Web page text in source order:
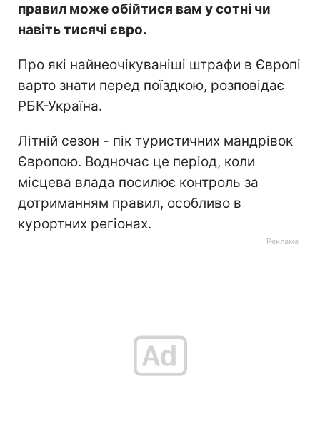
правил може обійтися вам у сотні чи
навіть тисячі євро.
Про які найнеочікуваніші штрафи в Європі
варто знати перед поїздкою, розповідає
РБК-Україна.
Літній сезон - пік туристичних мандрівок
Європою. Водночас це період, коли
місцева влада посилює контроль за
дотриманням правил, особливо в
курортних регіонах.